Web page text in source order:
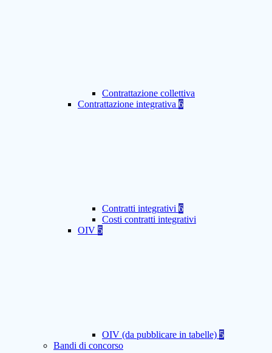
Contrattazione collettiva
Contrattazione integrativa 6
Contratti integrativi 6
Costi contratti integrativi
OIV 5
OIV (da pubblicare in tabelle) 5
Bandi di concorso